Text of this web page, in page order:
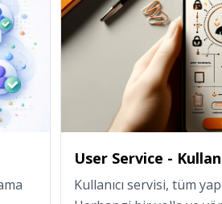
User Service -
Kullanıcı servisi, tüm